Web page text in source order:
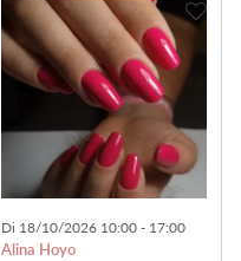
Di 18/10/2026 10:00 - 17:00
Alina Hoyo